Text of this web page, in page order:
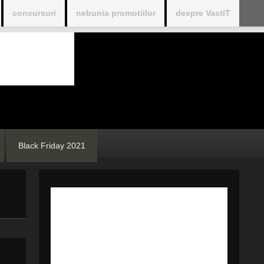
concursuri nebunia promotiilor despre VastIT
Black Friday 2021